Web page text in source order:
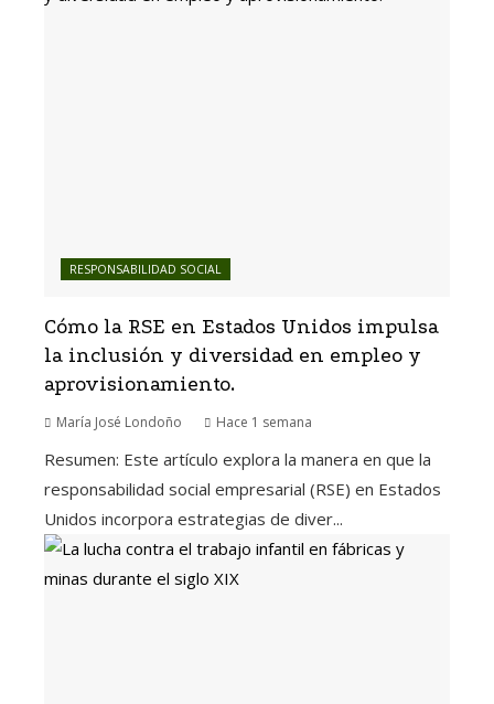
RESPONSABILIDAD SOCIAL
Cómo la RSE en Estados Unidos impulsa
la inclusión y diversidad en empleo y
aprovisionamiento.
María José Londoño Hace 1 semana
Resumen: Este artículo explora la manera en que la
responsabilidad social empresarial (RSE) en Estados
Unidos incorpora estrategias de diver...